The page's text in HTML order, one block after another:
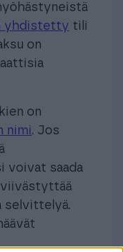
yhdistetty tili
on
on
nimi. Jos
voivat saada
selvittelyä.